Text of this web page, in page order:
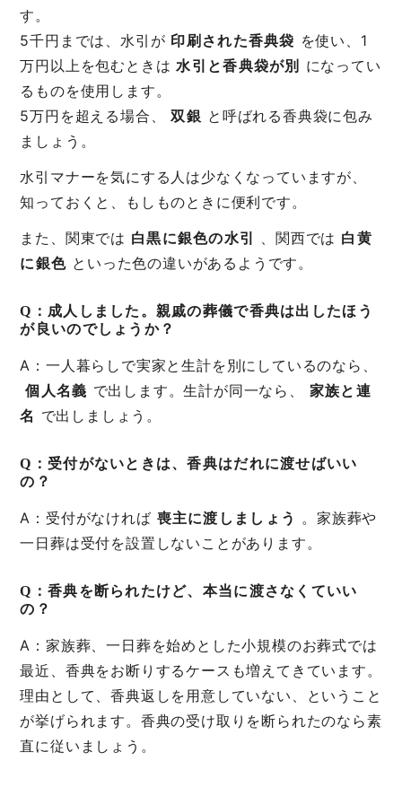
す。
5千円までは、水引が 印刷された香典袋 を使い、1
万円以上を包むときは 水引と香典袋が別 になってい
るものを使用します。
5万円を超える場合、
双銀 と呼ばれる香典袋に包み
ましょう。
水引マナーを気にする人は少なくなっていますが、
知っておくと、もしものときに便利です。
また、関東では 白黒に銀色の水引 、関西では 白黄
に銀色 といった色の違いがあるようです。
Q：成人しました。親戚の葬儀で香典は出したほう
が良いのでしょうか？
A：一人暮らしで実家と生計を別にしているのなら、
個人名義 で出します。生計が同一なら、
家族と連
名 で出しましょう。
Q：受付がないときは、香典はだれに渡せばいい
の？
A：受付がなければ 喪主に渡しましょう 。家族葬や
一日葬は受付を設置しないことがあります。
Q：香典を断られたけど、本当に渡さなくていい
の？
A：家族葬、一日葬を始めとした小規模のお葬式では
最近、香典をお断りするケースも増えてきています。
理由として、香典返しを用意していない、ということ
が挙げられます。香典の受け取りを断られたのなら素
直に従いましょう。